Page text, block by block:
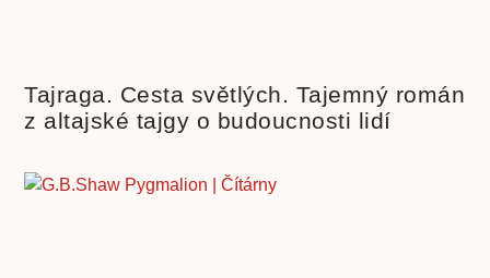
Tajraga. Cesta světlých. Tajemný román
z altajské tajgy o budoucnosti lidí